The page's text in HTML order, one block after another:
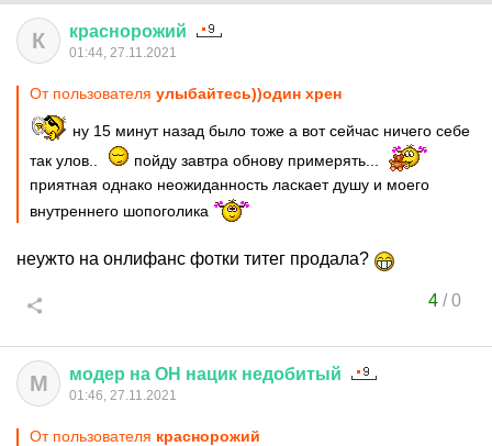
К краснорожий
01:44, 27.11.2021
От пользователя улыбайтесь))один хрен
ну 15 минут назад было тоже а вот сейчас ничего себе
так улов..
пойду завтра обнову примерять...
приятная однако неожиданность ласкает душу и моего
внутреннего шопоголика
неужто на онлифанс фотки титег продала?
4/0
М модер на ОН нацик недобитый
01:46, 27.11.2021
От пользователя краснорожий